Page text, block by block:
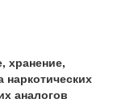
хранение,
наркотических
аналогов